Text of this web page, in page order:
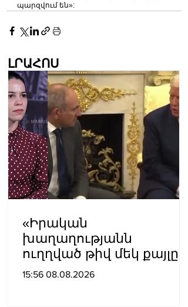
պարզվում են»:
ԼՐԱՀՈՍ
«Իրական
խաղաղությանն
ուղղված թիվ մեկ քայլը
պետք է լիներ մեր բոլոր
15:56 08.08.2026